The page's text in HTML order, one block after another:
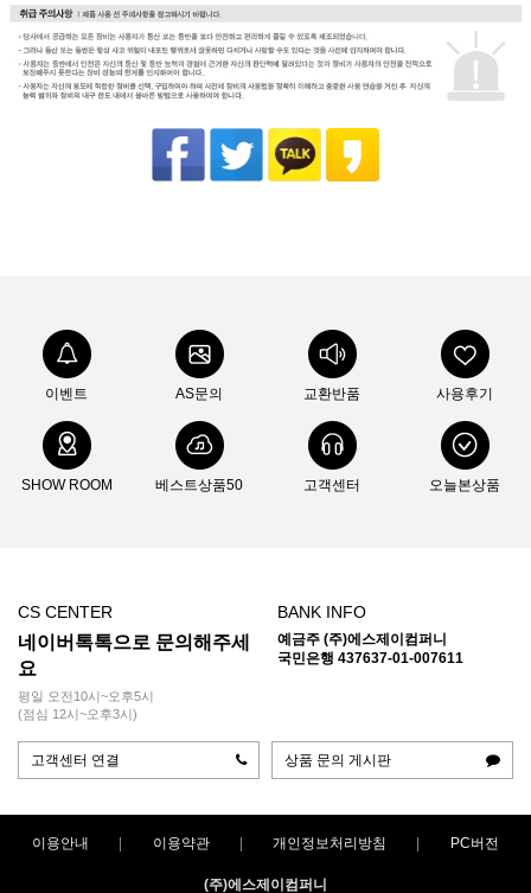
이벤트 AS문의 교환반품 사용후기
SHOW ROOM 베스트상품50 고객센터 오늘본상품
CS CENTER
네이버톡톡으로 문의해주세
요
평일 오전10시~오후5시
(점심 12시~오후3시)
BANK INFO
예금주 (주)에스제이컴퍼니
국민은행 437637-01-007611
고객센터 연결 상품 문의 게시판
이용안내 이용약관 개인정보처리방침 PC버전
(주)에스제이컴퍼니